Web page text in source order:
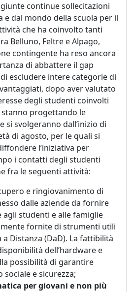
continue sollecitazioni
e dal mondo della scuola per il
che ha coinvolto tanti
Belluno, Feltre e Alpago,
contingente ha reso ancora
di abbattere il gap
escludere intere categorie di
dopo aver valutato
degli studenti coinvolti
stanno progettando le
si svolgeranno dall’inizio di
di agosto, per le quali si
l’iniziativa per
i contatti degli studenti
fra le seguenti attività:
e ringiovanimento di
dalle aziende da fornire
studenti e alle famiglie
fornite di strumenti utili
Distanza (DaD). La fattibilità
dell’hardware e
possibilità di garantire
e sicurezza;
per giovani e non più